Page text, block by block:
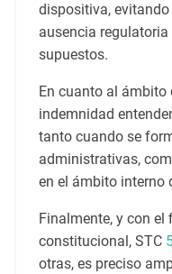
dispositiva,
ausencia
supuestos.
En cuanto al
indemnidad
tanto cuando se
administrativas,
en el ámbito interno
Finalmente, y con el
constitucional, STC
otras, es preciso